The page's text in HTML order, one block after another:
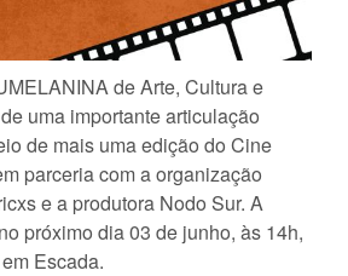
de Arte, Cultura e
uma importante articulação
de mais uma edição do Cine
parceria com a organização
e a produtora Nodo Sur. A
próximo dia 03 de junho, às 14h,
Escada.